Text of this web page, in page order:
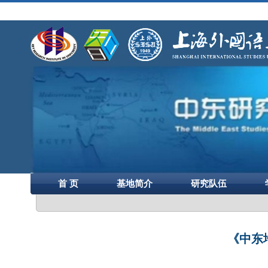
首 页 基地简介 研究队伍
《中